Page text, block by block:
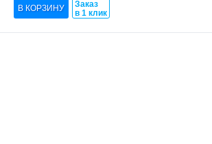
Заказ
в 1 клик